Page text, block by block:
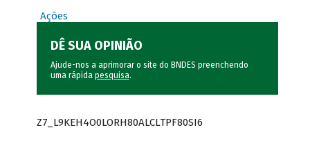
Ações
DÊ SUA OPINIÃO
Ajude-nos a aprimorar o site do BNDES preenchendo
uma rápida pesquisa.
Z7_L9KEH4O0LORH80ALCLTPF80SI6